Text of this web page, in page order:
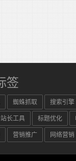
签
蜘蛛抓取 搜索引擎
站长工具 标题优化
营销推广 网络营销